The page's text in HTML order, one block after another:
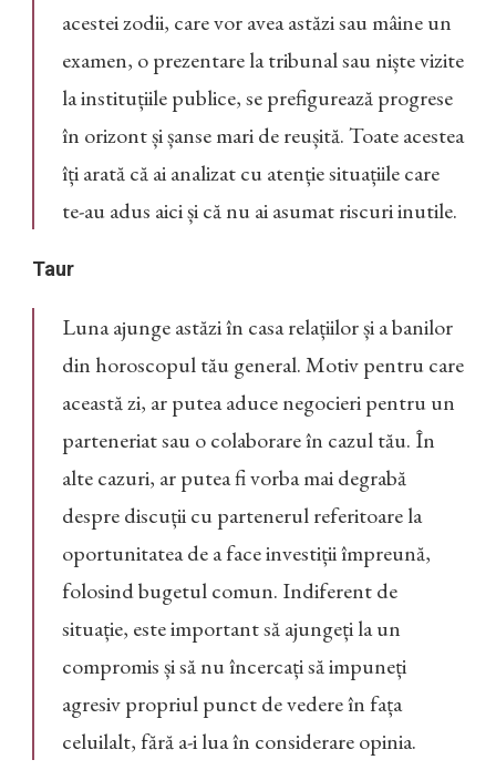
acestei zodii, care vor avea astăzi sau mâine un
examen, o prezentare la tribunal sau niște vizite
la instituțiile publice, se prefigurează progrese
în orizont și șanse mari de reușită. Toate acestea
îți arată că ai analizat cu atenție situațiile care
te-au adus aici și că nu ai asumat riscuri inutile.
Taur
Luna ajunge astăzi în casa relațiilor și a banilor
din horoscopul tău general. Motiv pentru care
această zi, ar putea aduce negocieri pentru un
parteneriat sau o colaborare în cazul tău. În
alte cazuri, ar putea fi vorba mai degrabă
despre discuții cu partenerul referitoare la
oportunitatea de a face investiții împreună,
folosind bugetul comun. Indiferent de
situație, este important să ajungeți la un
compromis și să nu încercați să impuneți
agresiv propriul punct de vedere în fața
celuilalt, fără a-i lua în considerare opinia.